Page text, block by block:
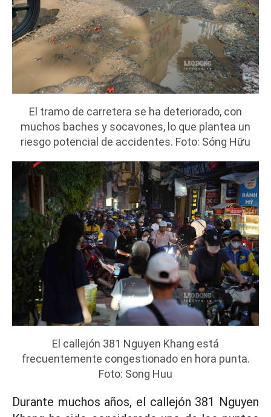
El tramo de carretera se ha deteriorado, con
muchos baches y socavones, lo que plantea un
riesgo potencial de accidentes. Foto: Sóng Hữu
El callejón 381 Nguyen Khang está
frecuentemente congestionado en hora punta.
Foto: Song Huu
Durante muchos años, el callejón 381 Nguyen